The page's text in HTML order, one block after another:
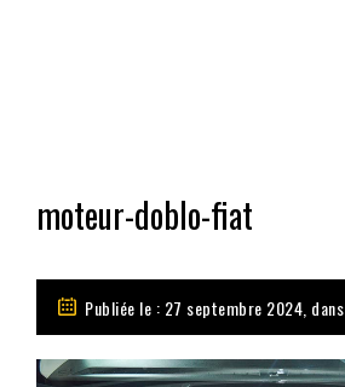
moteur-doblo-fiat
Publiée le : 27 septembre 2024, dans